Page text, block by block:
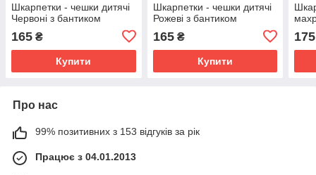
Шкарпетки - чешки дитячі
Червоні з бантиком
165 ₴
Купити
Шкарпетки - чешки дитячі
Рожеві з бантиком
165₴
Купити
175
Про нас
99% позитивних з 153 відгуків за рік
Працює з 04.01.2013